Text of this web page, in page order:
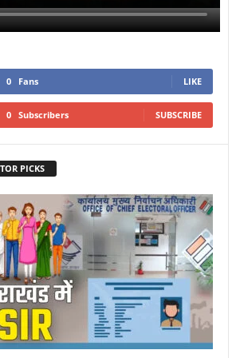
0 Fans LIKE
0 Subscribers SUBSCRIBE
PICKS